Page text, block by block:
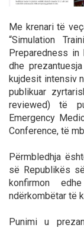
Me krenari të
“Simulation
Preparedness in
dhe
kujdesit intensiv
publikuar
reviewed) të
Emergency
Conference, të
Përmbledhja
së Republikës
konfirmon
ndërkombëtar të
Punimi u